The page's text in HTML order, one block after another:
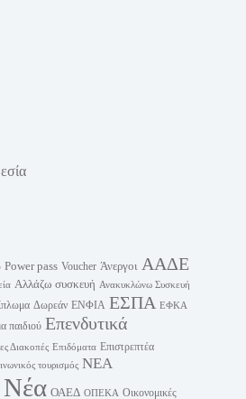
Power pass Voucher Άνεργοι ΑΑΔΕ
Αλλάζω συσκευή Ανακυκλώνω Συσκευή
Δωρεάν ΕΝΦΙΑ ΕΣΠΑ ΕΦΚΑ
παιδιού Επενδυτικά
Διακοπές Επιδόματα Επιστρεπτέα
τουρισμός ΝΕΑ
Νέα ΟΑΕΔ ΟΠΕΚΑ Οικονομικές